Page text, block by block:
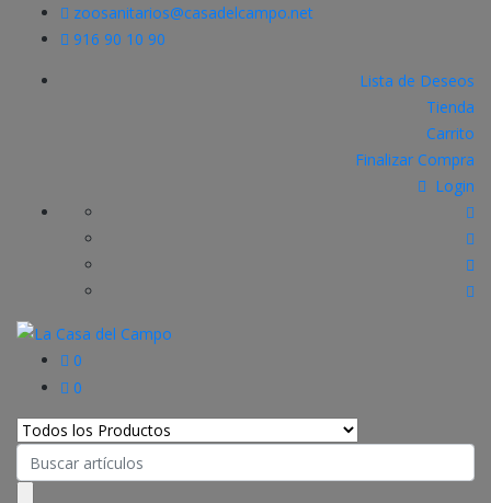
zoosanitarios@casadelcampo.net
916 90 10 90
Lista de Deseos
Tienda
Carrito
Finalizar Compra
Login
0
0
Search
for: